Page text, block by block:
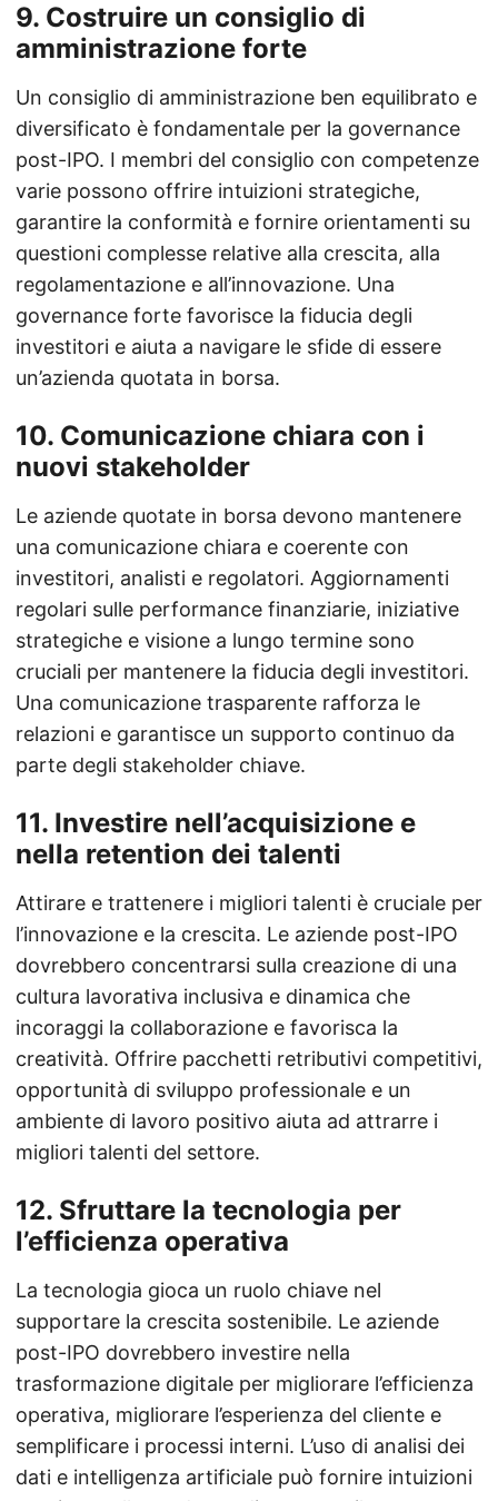
9. Costruire un consiglio di
amministrazione forte
Un consiglio di amministrazione ben equilibrato e
diversificato è fondamentale per la governance
post-IPO. I membri del consiglio con competenze
varie possono offrire intuizioni strategiche,
garantire la conformità e fornire orientamenti su
questioni complesse relative alla crescita, alla
regolamentazione e all’innovazione. Una
governance forte favorisce la fiducia degli
investitori e aiuta a navigare le sfide di essere
un’azienda quotata in borsa.
10. Comunicazione chiara con i
nuovi stakeholder
Le aziende quotate in borsa devono mantenere
una comunicazione chiara e coerente con
investitori, analisti e regolatori. Aggiornamenti
regolari sulle performance finanziarie, iniziative
strategiche e visione a lungo termine sono
cruciali per mantenere la fiducia degli investitori.
Una comunicazione trasparente rafforza le
relazioni e garantisce un supporto continuo da
parte degli stakeholder chiave.
11. Investire nell’acquisizione e
nella retention dei talenti
Attirare e trattenere i migliori talenti è cruciale per
l’innovazione e la crescita. Le aziende post-IPO
dovrebbero concentrarsi sulla creazione di una
cultura lavorativa inclusiva e dinamica che
incoraggi la collaborazione e favorisca la
creatività. Offrire pacchetti retributivi competitivi,
opportunità di sviluppo professionale e un
ambiente di lavoro positivo aiuta ad attrarre i
migliori talenti del settore.
12. Sfruttare la tecnologia per
l’efficienza operativa
La tecnologia gioca un ruolo chiave nel
supportare la crescita sostenibile. Le aziende
post-IPO dovrebbero investire nella
trasformazione digitale per migliorare l’efficienza
operativa, migliorare l’esperienza del cliente e
semplificare i processi interni. L’uso di analisi dei
dati e intelligenza artificiale può fornire intuizioni